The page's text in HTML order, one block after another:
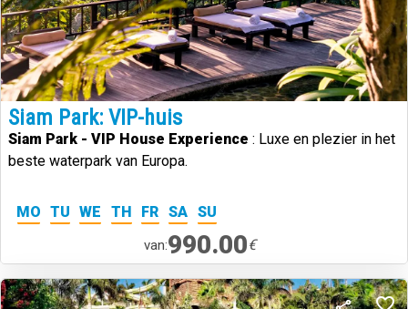
Siam Park: VIP-huis
Siam Park - VIP House Experience : Luxe en plezier in het
beste waterpark van Europa.
MO TU WE TH FR SA SU
van:990.00€